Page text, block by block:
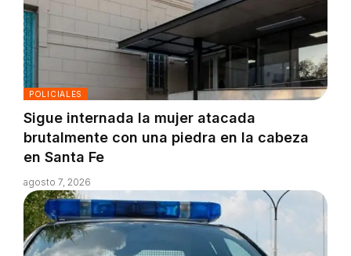
POLICIALES
Sigue internada la mujer atacada
brutalmente con una piedra en la cabeza
en Santa Fe
agosto 7, 2026